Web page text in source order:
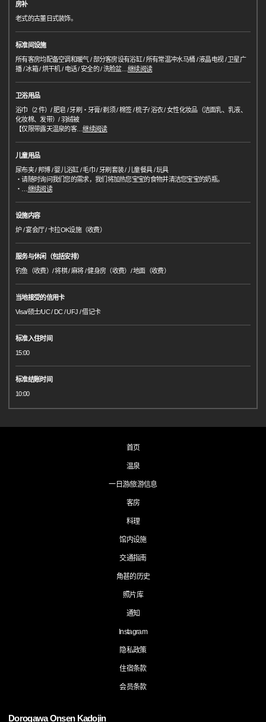
房补
老式的古董日式装饰。
标准间设施
所有客房均配备空调和暖气 / 部分客房设有浴缸 / 所有常温冲水马桶 / 液晶电视 / 卫星广
播 / 冰箱 / 烘干机 / 电话 / 安全的 / 洗脸盆…继续阅读
卫浴用品
浴巾（2 件）/ 肥皂 / 牙刷・牙膏/ 剃须 / 棉签 / 梳子/ 浴衣 / 女性化妆品（洁面乳、乳液、
化妆棉、发带）/ 羽绒被
【仅限带露天温泉的客…继续阅读
儿童用品
尿布夹 / 邦博 / 婴儿浴缸 / 毛巾 / 牙刷套装 / 儿童餐具 / 玩具
・请随时询问我们您的需求，我们将加热您宝宝的食物并清洁您宝宝的奶瓶。
・
继续阅读
设施内容
炉 / 宴会厅 / 卡拉OK设施（收费）
服务与休闲（包括安排）
钓鱼（收费）/ 将棋 / 麻将 / 健身房（收费）/ 地面（收费）
当地接受的信用卡
Visa/硕士/UC / DC / UFJ / 借记卡
标准入住时间
15:00
标准结账时间
10:00
首页
温泉
一日游/旅游信息
客房
料理
馆内设施
交通指南
角甚的历史
照片库
通知
Instagram
隐私政策
住宿条款
会员条款
Dorogawa Onsen Kadojin